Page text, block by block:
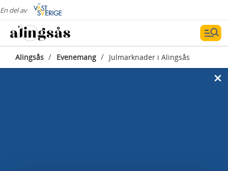
En del av
Alingsås / Evenemang / Julmarknader i Alingsås